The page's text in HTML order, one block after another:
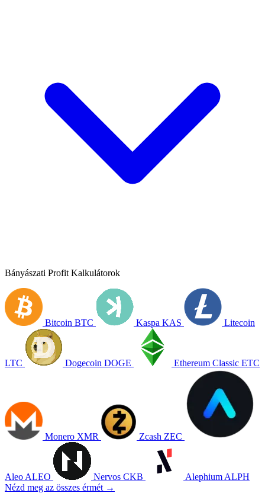
Bányászati Profit Kalkulátorok
Bitcoin BTC Kaspa KAS Litecoin
LTC Dogecoin DOGE Ethereum Classic ETC
Monero XMR Zcash ZEC
Aleo ALEO Nervos CKB Alephium ALPH
Nézd meg az összes érmét →